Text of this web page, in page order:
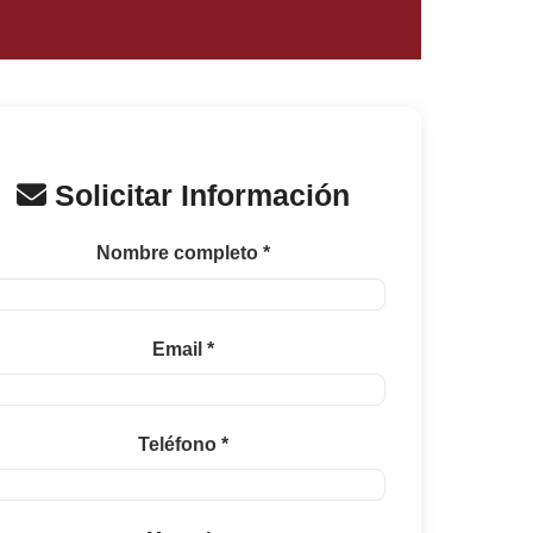
Solicitar Información
Nombre completo *
Email *
Teléfono *